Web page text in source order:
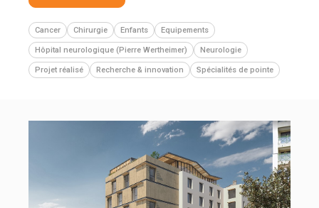
Cancer Chirurgie Enfants Equipements
Hôpital neurologique (Pierre Wertheimer) Neurologie
Projet réalisé Recherche & innovation Spécialités de pointe